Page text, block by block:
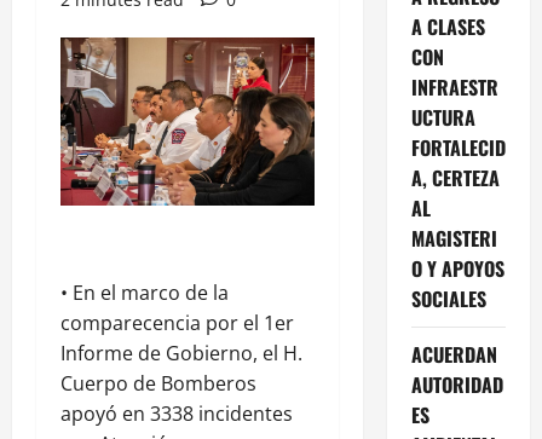
• En el marco de la
comparecencia por el 1er
Informe de Gobierno, el H.
Cuerpo de Bomberos
apoyó en 3338 incidentes
A CLASES
CON
INFRAESTR
UCTURA
FORTALECID
A, CERTEZA
AL
MAGISTERI
O Y APOYOS
SOCIALES
ACUERDAN
AUTORIDAD
ES